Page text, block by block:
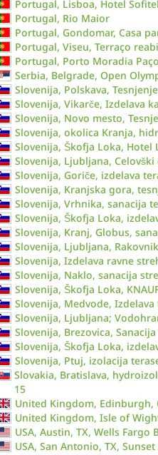
Portugal, Lisboa, Hotel Sofitel
Portugal, Rio Maior
Portugal, Gondomar, Casa
Portugal, Viseu, Terraço
Portugal, Porto Moradia
Serbia, Belgrade, Open
Slovenija, Polskava,
Slovenija, Vikarče, Izdelava
Slovenija, Novo mesto,
Slovenija, okolica Kranja,
Slovenija, Škofja Loka, Hotel
Slovenija, Ljubljana,
Slovenija, Goriče, izdelava
Slovenija, Kranjska gora,
Slovenija, Vrhnika, sanacija
Slovenija, Škofja Loka,
Slovenija, Kranj, Globus,
Slovenija, Ljubljana,
Slovenija, Izdelava ravne
Slovenija, Naklo, sanacija
Slovenija, Škofja Loka,
Slovenija, Medvode,
Slovenija, Ljubljana;
Slovenija, Brezovica,
Slovenija, Škofja Loka,
Slovenija, Ptuj, izolacija
Slovakia, Bratislava,
15
United Kingdom, Edinburgh,
United Kingdom, Isle of
USA, Austin, TX, Wells Fargo
USA, San Antonio, TX,